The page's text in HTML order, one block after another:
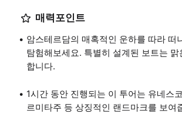
매력포인트
암스테르담의 매혹적인 운하를 따라 떠
탐험해보세요. 특별히 설계된 보트는
합니다.
1시간 동안 진행되는 이 투어는 유네스
르미타주 등 상징적인 랜드마크를 보여